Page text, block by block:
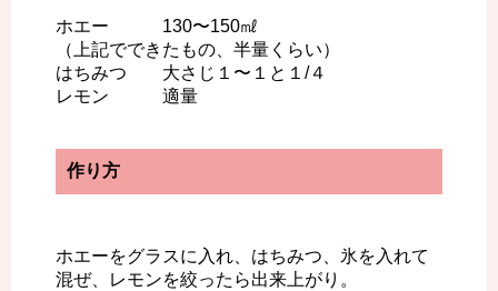
ホエー 130〜150㎖
（上記でできたもの、半量くらい）
はちみつ 大さじ１〜１と１/４
レモン 適量
作り方
ホエーをグラスに入れ、はちみつ、氷を入れて
混ぜ、レモンを絞ったら出来上がり。